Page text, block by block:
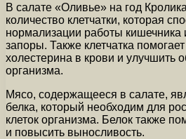
В салате «Оливье» на год
количество клетчатки, которая
нормализации работы кишечника
запоры. Также клетчатка
холестерина в крови и улучшить
организма.
Мясо, содержащееся в салате,
белка, который необходим для
клеток организма. Белок также
и повысить выносливость.